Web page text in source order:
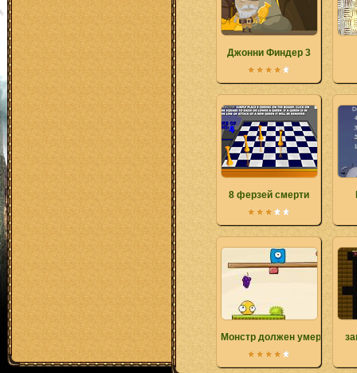
Джонни Финдер 3
8 ферзей смерти
Монстр должен умереть